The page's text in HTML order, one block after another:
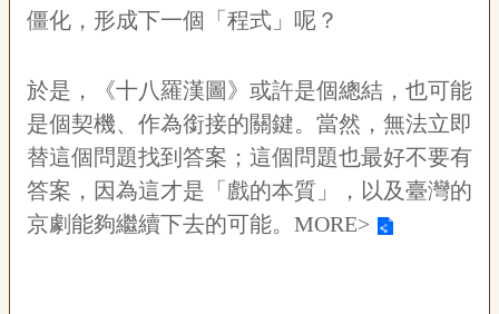
僵化，形成下一個「程式」呢？
於是，《十八羅漢圖》或許是個總結，也可能
是個契機、作為銜接的關鍵。當然，無法立即
替這個問題找到答案；這個問題也最好不要有
答案，因為這才是「戲的本質」，以及臺灣的
京劇能夠繼續下去的可能。 MORE>